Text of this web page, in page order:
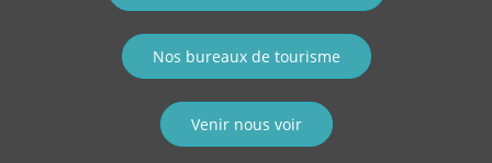
Nos bureaux de tourisme
Venir nous voir